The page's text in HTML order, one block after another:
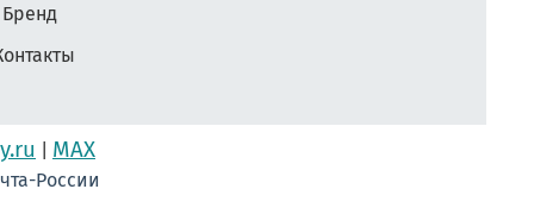
Бренд
MAX
России